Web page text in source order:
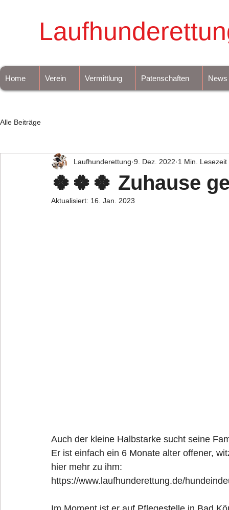
Home Verein Vermittlung Patenschaften News
Alle Beiträge
🍀🍀🍀 Zuhause
Laufhunderettung 9. Dez. 2022 1 Min. Lesezeit
Aktualisiert: 16. Jan. 2023
Auch der kleine Halbstarke sucht seine
Er ist einfach ein 6 Monate alter offener,
hier mehr zu ihm:
https://www.laufhunderettung.de/